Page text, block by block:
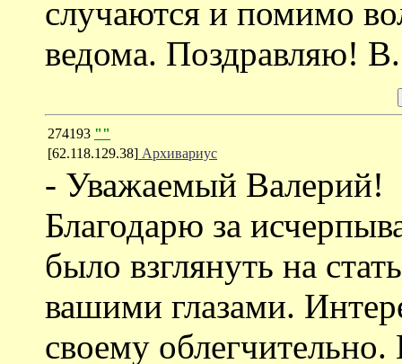
случаются и помимо
ведома. Поздравляю!
274193 ""
[62.118.129.38] Архивариус
- Уважаемый Валерий!
Благодарю за
было взглянуть на
вашими глазами.
своему